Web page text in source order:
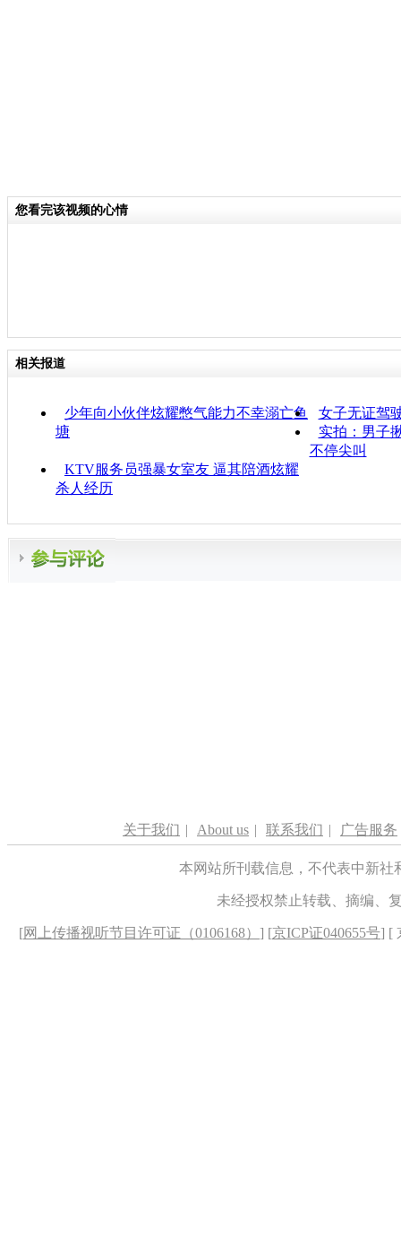
您看完该视频的心情
相关报道
少年向小伙伴炫耀憋气能力不幸溺亡鱼
塘
女子无证驾
实拍：男子
不停尖叫
KTV服务员强暴女室友 逼其陪酒炫耀
杀人经历
关于我们 | About us | 联系我们 | 广告服务
本网站所刊载信息，不代表中新
未经授权禁止转载、摘编、
[网上传播视听节目许可证（0106168） ] [京ICP证040655号] [